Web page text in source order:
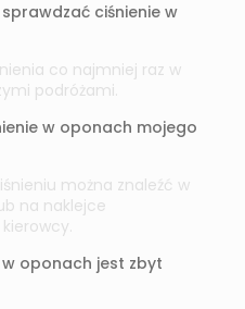
ciśnienie w
co najmniej raz w
podróżami.
w oponach mojego
można znaleźć w
na naklejce
w oponach jest zbyt